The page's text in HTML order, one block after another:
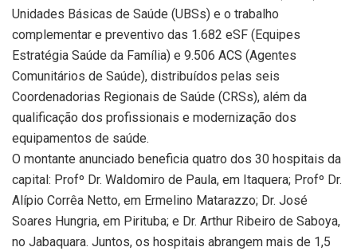
Unidades Básicas de Saúde (UBSs) e o trabalho
complementar e preventivo das 1.682 eSF (Equipes
Estratégia Saúde da Família) e 9.506 ACS (Agentes
Comunitários de Saúde), distribuídos pelas seis
Coordenadorias Regionais de Saúde (CRSs), além da
qualificação dos profissionais e modernização dos
equipamentos de saúde.
O montante anunciado beneficia quatro dos 30 hospitais da
capital: Profº Dr. Waldomiro de Paula, em Itaquera; Profº Dr.
Alípio Corrêa Netto, em Ermelino Matarazzo; Dr. José
Soares Hungria, em Pirituba; e Dr. Arthur Ribeiro de Saboya,
no Jabaquara. Juntos, os hospitais abrangem mais de 1,5